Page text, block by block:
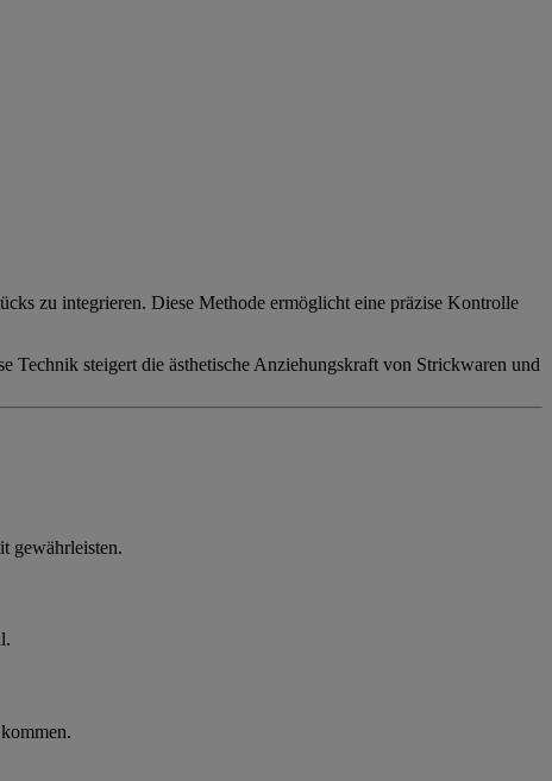
zu integrieren. Diese Methode ermöglicht eine präzise Kontrolle
steigert die ästhetische Anziehungskraft von Strickwaren und
gewährleisten.